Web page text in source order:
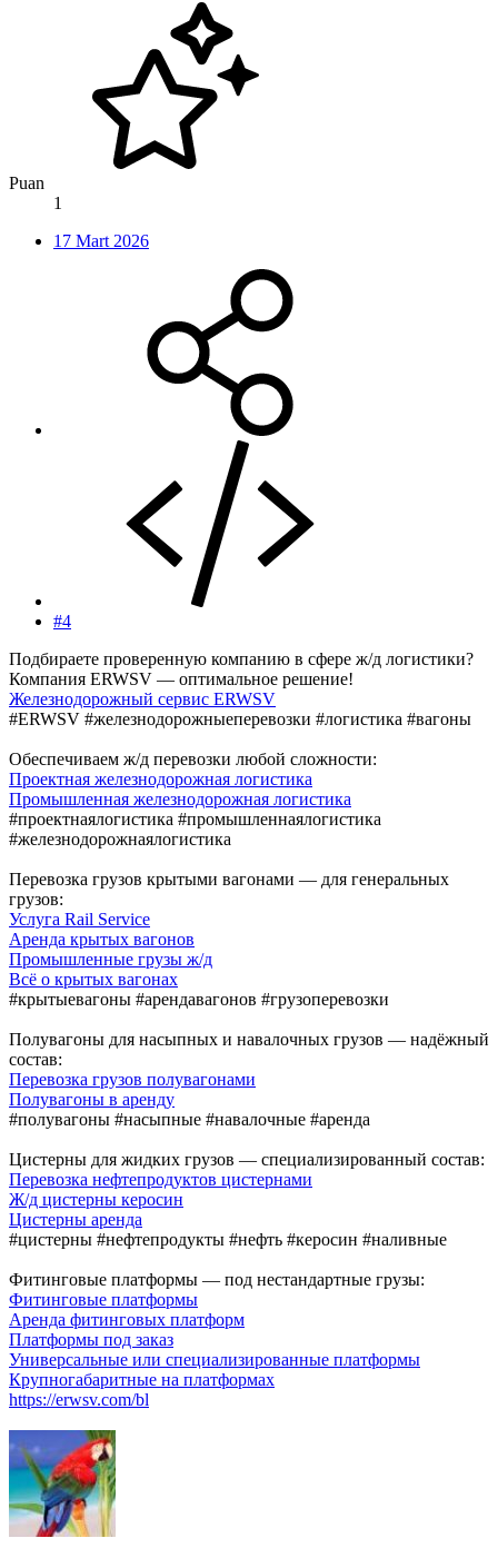
Puan
1
17 Mart 2026
#4
Подбираете проверенную компанию в сфере ж/д логистики?
Компания ERWSV — оптимальное решение!
Железнодорожный сервис ERWSV
#ERWSV #железнодорожныеперевозки #логистика #вагоны
Обеспечиваем ж/д перевозки любой сложности:
Проектная железнодорожная логистика
Промышленная железнодорожная логистика
#проектнаялогистика #промышленнаялогистика
#железнодорожнаялогистика
Перевозка грузов крытыми вагонами — для генеральных
грузов:
Услуга Rail Service
Аренда крытых вагонов
Промышленные грузы ж/д
Всё о крытых вагонах
#крытыевагоны #арендавагонов #грузоперевозки
Полувагоны для насыпных и навалочных грузов — надёжный
состав:
Перевозка грузов полувагонами
Полувагоны в аренду
#полувагоны #насыпные #навалочные #аренда
Цистерны для жидких грузов — специализированный состав:
Перевозка нефтепродуктов цистернами
Ж/д цистерны керосин
Цистерны аренда
#цистерны #нефтепродукты #нефть #керосин #наливные
Фитинговые платформы — под нестандартные грузы:
Фитинговые платформы
Аренда фитинговых платформ
Платформы под заказ
Универсальные или специализированные платформы
Крупногабаритные на платформах
https://erwsv.com/bl